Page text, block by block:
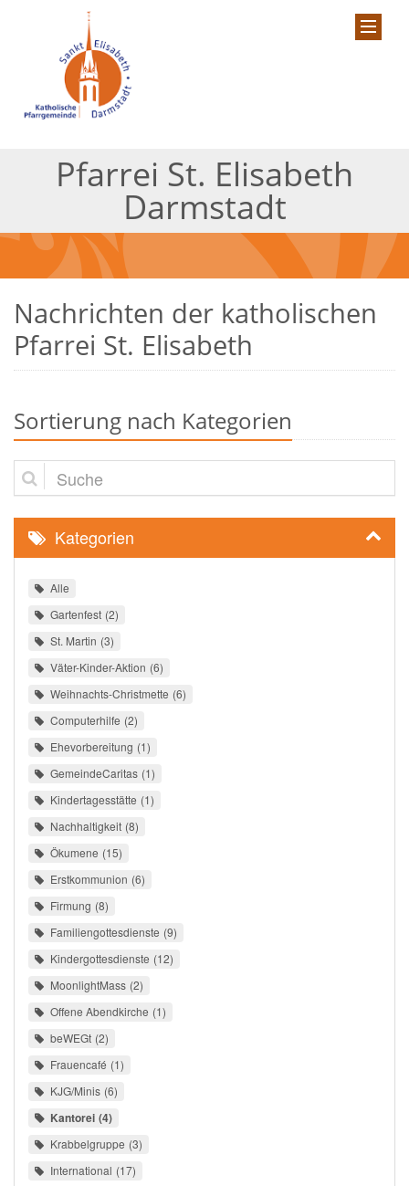
Pfarrei St. Elisabeth
Darmstadt
Nachrichten der katholischen
Pfarrei St. Elisabeth
Sortierung nach Kategorien
Suche
Kategorien
Alle
Gartenfest 2
St. Martin 3
Väter-Kinder-Aktion 6
Weihnachts-Christmette 6
Computerhilfe 2
Ehevorbereitung 1
GemeindeCaritas 1
Kindertagesstätte 1
Nachhaltigkeit 8
Ökumene 15
Erstkommunion 6
Firmung 8
Familiengottesdienste 9
Kindergottesdienste 12
MoonlightMass 2
Offene Abendkirche 1
beWEGt 2
Frauencafé 1
KJG/Minis 6
Kantorei 4
Krabbelgruppe 3
International 17